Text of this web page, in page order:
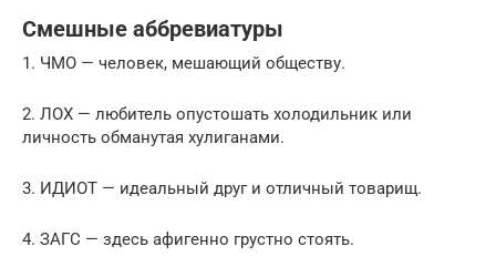
Смешные аббревиатуры
1. ЧМО — человек, мешающий обществу.
2. ЛОХ — любитель опустошать холодильник или
личность обманутая хулиганами.
3. ИДИОТ — идеальный друг и отличный товарищ.
4. ЗАГС — здесь афигенно грустно стоять.